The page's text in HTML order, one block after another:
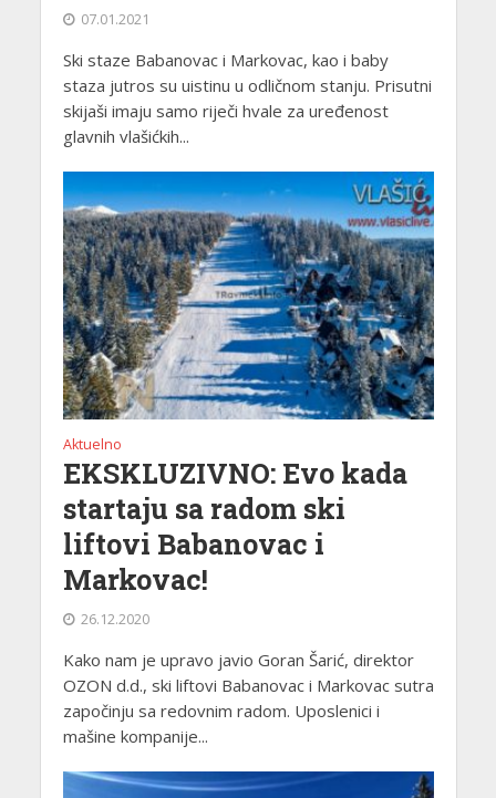
07.01.2021
Ski staze Babanovac i Markovac, kao i baby
staza jutros su uistinu u odličnom stanju. Prisutni
skijaši imaju samo riječi hvale za uređenost
glavnih vlašićkih...
Aktuelno
EKSKLUZIVNO: Evo kada
startaju sa radom ski
liftovi Babanovac i
Markovac!
26.12.2020
Kako nam je upravo javio Goran Šarić, direktor
OZON d.d., ski liftovi Babanovac i Markovac sutra
započinju sa redovnim radom. Uposlenici i
mašine kompanije...